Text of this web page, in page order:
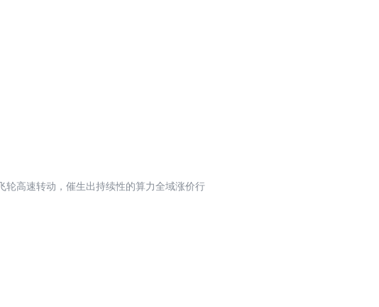
高速转动，催生出持续性的算力全域涨价行